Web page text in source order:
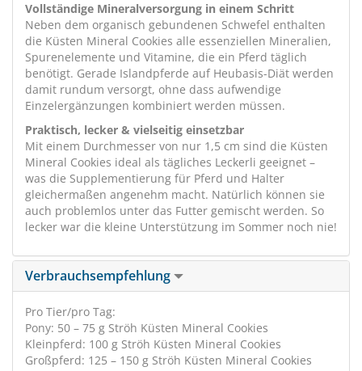
Vollständige Mineralversorgung in einem Schritt
Neben dem organisch gebundenen Schwefel enthalten
die Küsten Mineral Cookies alle essenziellen Mineralien,
Spurenelemente und Vitamine, die ein Pferd täglich
benötigt. Gerade Islandpferde auf Heubasis-Diät werden
damit rundum versorgt, ohne dass aufwendige
Einzelergänzungen kombiniert werden müssen.
Praktisch, lecker & vielseitig einsetzbar
Mit einem Durchmesser von nur 1,5 cm sind die Küsten
Mineral Cookies ideal als tägliches Leckerli geeignet –
was die Supplementierung für Pferd und Halter
gleichermaßen angenehm macht. Natürlich können sie
auch problemlos unter das Futter gemischt werden. So
lecker war die kleine Unterstützung im Sommer noch nie!
Verbrauchsempfehlung
Pro Tier/pro Tag:
Pony: 50 – 75 g Ströh Küsten Mineral Cookies
Kleinpferd: 100 g Ströh Küsten Mineral Cookies
Großpferd: 125 – 150 g Ströh Küsten Mineral Cookies